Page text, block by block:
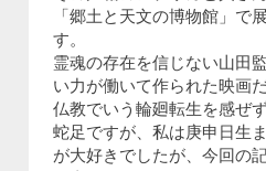
「郷土と天文の博物館」で
す。
霊魂の存在を信じない山田
い力が働いて作られた映画
仏教でいう輪廻転生を感ぜ
蛇足ですが、私は庚申日生
が大好きでしたが、今回の